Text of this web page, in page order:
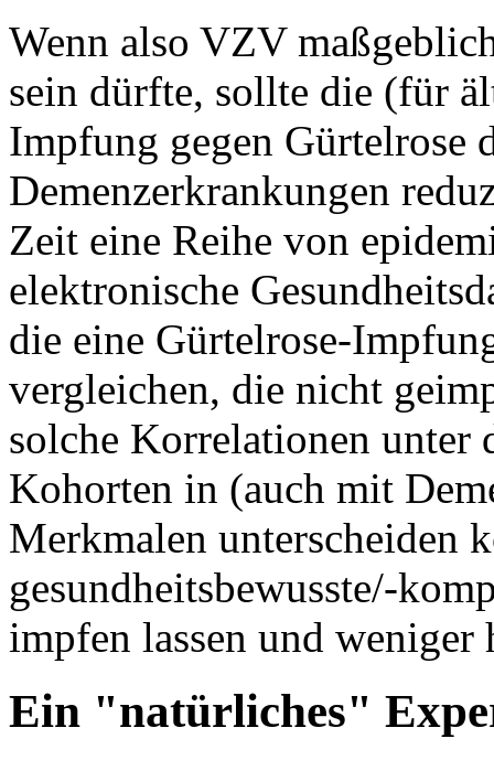
Wenn also VZV
sein dürfte, sollte die (für
Impfung gegen Gürtelrose
Demenzerkrankungen
Zeit eine Reihe von
elektronische
die eine Gürtelrose-
vergleichen, die nicht
solche Korrelationen unter
Kohorten in (auch mit
Merkmalen unterscheiden
gesundheitsbewusste/-
impfen lassen und
Ein "natürliches"